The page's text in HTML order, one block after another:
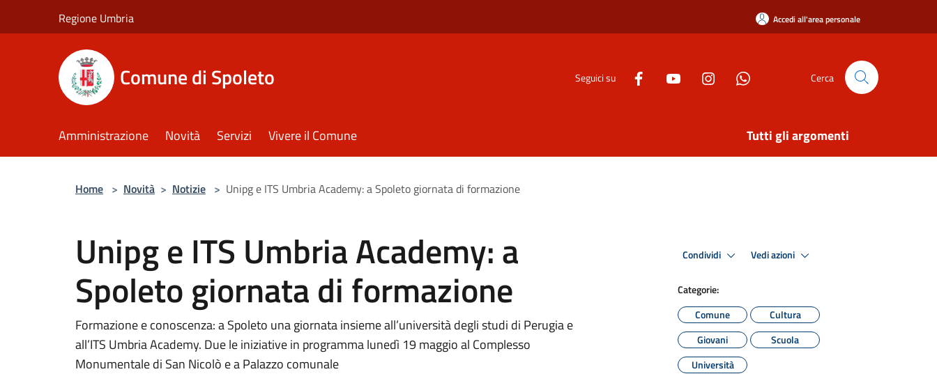
Regione Umbria Accedi all'area personale
Comune di Spoleto Seguici su Cerca
Amministrazione Novità Servizi Vivere il Comune Tutti gli argomenti
Home > Novità > Notizie > Unipg e ITS Umbria Academy: a Spoleto giornata di formazione
Unipg e ITS Umbria Academy: a
Spoleto giornata di formazione
Formazione e conoscenza: a Spoleto una giornata insieme all’università degli studi di Perugia e
all’ITS Umbria Academy. Due le iniziative in programma lunedì 19 maggio al Complesso
Monumentale di San Nicolò e a Palazzo comunale
Condividi Vedi azioni
Categorie:
Comune
Cultura
Giovani
Scuola
Università